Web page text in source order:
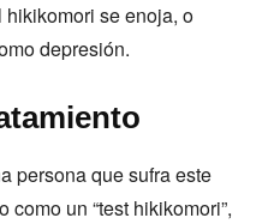
se enoja, o
depresión.
persona que sufra este
un “test hikikomori”,